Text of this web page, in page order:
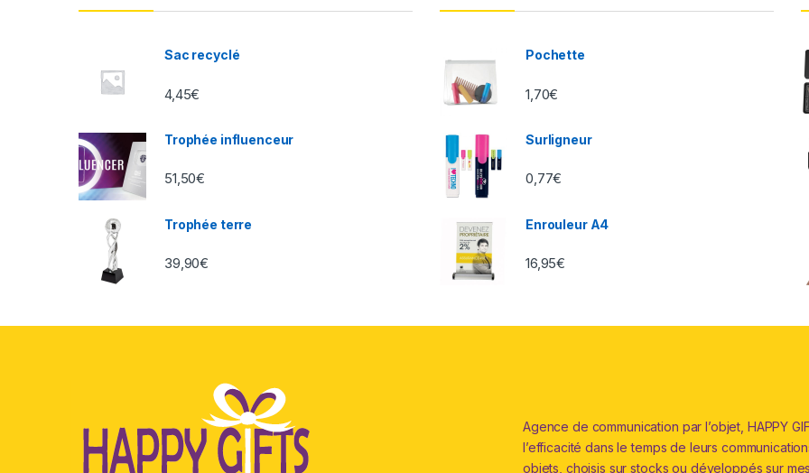
Sac recyclé
4,45€
Trophée influenceur
51,50€
Trophée terre
39,90€
Pochette
1,70€
Surligneur
0,77€
Enrouleur A4
16,95€
Agence de communication par l’objet, HAPPY
l’efficacité dans le temps de leurs
objets, choisis sur stocks ou développés sur